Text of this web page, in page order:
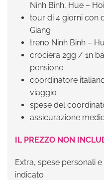
Ninh Binh, Hue –
tour di 4 giorni con
Giang
treno Ninh Binh –
crociera 2gg / 1n
pensione
coordinatore
viaggio
spese del
assicurazione
IL PREZZO NON
Extra, spese personali
indicato